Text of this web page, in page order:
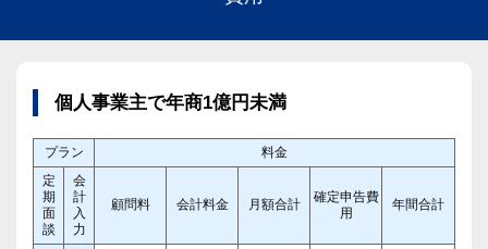
個人事業主で年商1億円未満
プラン
料金
定
期
面
談
会
計
入
力
顧問料 会計料金 月額合計
確定申告費
用
年間合計